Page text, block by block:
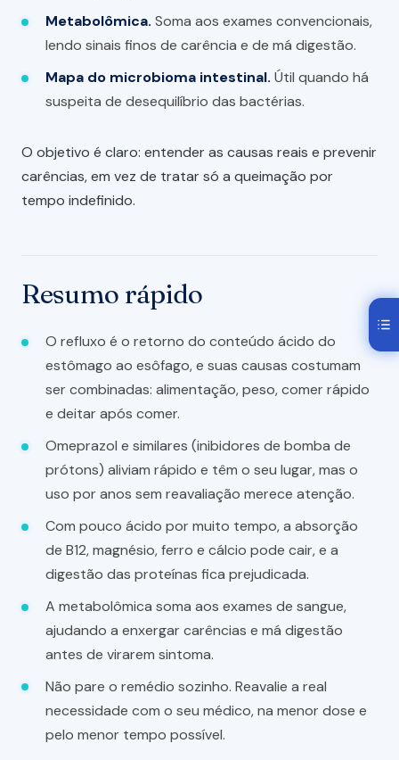
Metabolômica. Soma aos exames convencionais,
lendo sinais finos de carência e de má digestão.
Mapa do microbioma intestinal. Útil quando há
suspeita de desequilíbrio das bactérias.
O objetivo é claro: entender as causas reais e prevenir
carências, em vez de tratar só a queimação por
tempo indefinido.
Resumo rápido
O refluxo é o retorno do conteúdo ácido do
estômago ao esôfago, e suas causas costumam
ser combinadas: alimentação, peso, comer rápido
e deitar após comer.
Omeprazol e similares (inibidores de bomba de
prótons) aliviam rápido e têm o seu lugar, mas o
uso por anos sem reavaliação merece atenção.
Com pouco ácido por muito tempo, a absorção
de B12, magnésio, ferro e cálcio pode cair, e a
digestão das proteínas fica prejudicada.
A metabolômica soma aos exames de sangue,
ajudando a enxergar carências e má digestão
antes de virarem sintoma.
Não pare o remédio sozinho. Reavalie a real
necessidade com o seu médico, na menor dose e
pelo menor tempo possível.